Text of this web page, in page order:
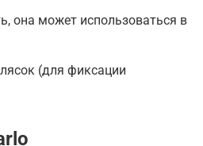
она может использоваться в
(для фиксации